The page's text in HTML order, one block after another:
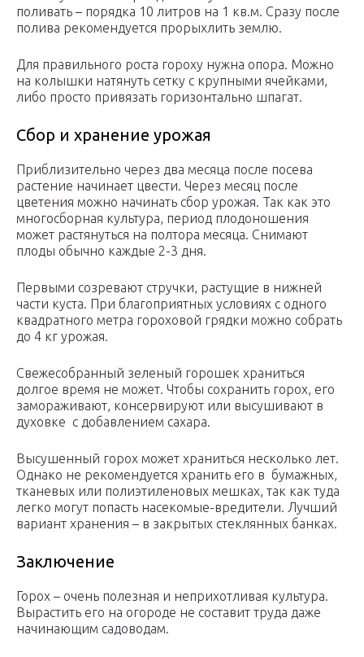
поливать – порядка 10 литров на 1 кв.м. Сразу после
полива рекомендуется прорыхлить землю.
Для правильного роста гороху нужна опора. Можно
на колышки натянуть сетку с крупными ячейками,
либо просто привязать горизонтально шпагат.
Сбор и хранение урожая
Приблизительно через два месяца после посева
растение начинает цвести. Через месяц после
цветения можно начинать сбор урожая. Так как это
многосборная культура, период плодоношения
может растянуться на полтора месяца. Снимают
плоды обычно каждые 2-3 дня.
Первыми созревают стручки, растущие в нижней
части куста. При благоприятных условиях с одного
квадратного метра гороховой грядки можно собрать
до 4 кг урожая.
Свежесобранный зеленый горошек храниться
долгое время не может. Чтобы сохранить горох, его
замораживают, консервируют или высушивают в
духовке с добавлением сахара.
Высушенный горох может храниться несколько лет.
Однако не рекомендуется хранить его в бумажных,
тканевых или полиэтиленовых мешках, так как туда
легко могут попасть насекомые-вредители. Лучший
вариант хранения – в закрытых стеклянных банках.
Заключение
Горох – очень полезная и неприхотливая культура.
Вырастить его на огороде не составит труда даже
начинающим садоводам.